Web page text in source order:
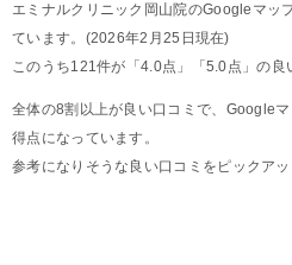
エミナルクリニック岡山院のGoogleマッ
ています。(2026年2月25日現在)
このうち121件が「4.0点」「5.0点」の良
全体の8割以上が良い口コミで、Google
得点になっています。
参考になりそうな良い口コミをピックア